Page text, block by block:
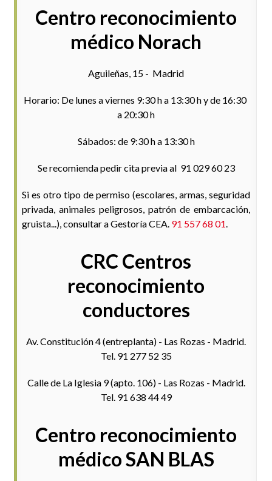
Centro reconocimiento
médico Norach
Aguileñas, 15 - Madrid
Horario: De lunes a viernes 9:30 h a 13:30 h y de 16:30
a 20:30 h
Sábados: de 9:30 h a 13:30 h
Se recomienda pedir cita previa al 91 029 60 23
Si es otro tipo de permiso (escolares, armas, seguridad
privada, animales peligrosos, patrón de embarcación,
gruista...), consultar a Gestoría CEA. 91 557 68 01.
CRC Centros
reconocimiento
conductores
Av. Constitución 4 (entreplanta) - Las Rozas - Madrid.
Tel. 91 277 52 35
Calle de La Iglesia 9 (apto. 106) - Las Rozas - Madrid.
Tel. 91 638 44 49
Centro reconocimiento
médico SAN BLAS